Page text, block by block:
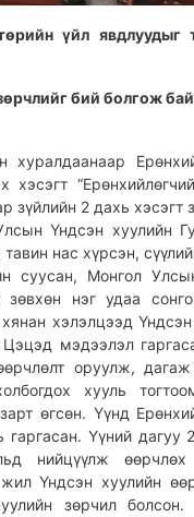
үйл явдлуудыг
бий болгож
зүйлийн 2 дахь хэсэгт
Үндсэн хуулийн
нас хүрсэн,
суусан, Монгол
зөвхөн нэг удаа
хэлэлцээд Үндсэн
мэдээлэл
оруулж,
хууль
өгсөн. Үүнд
гаргасан. Үүний дагуу
нийцүүлж өөрчлөх
Үндсэн хуулийн
зөрчил